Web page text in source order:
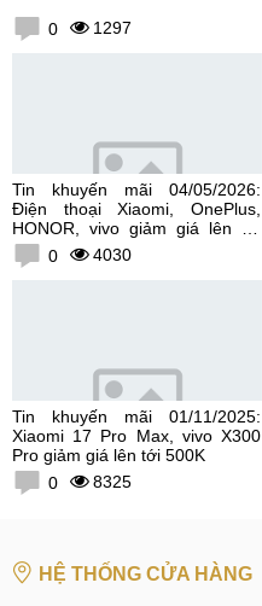
0 1297
Tin khuyến mãi 04/05/2026:
Điện thoại Xiaomi, OnePlus,
HONOR, vivo giảm giá lên tới
300K0 4030
Tin khuyến mãi 01/11/2025:
Xiaomi 17 Pro Max, vivo X300
Pro giảm giá lên tới 500K
0
8325
HỆ THỐNG CỬA HÀNG